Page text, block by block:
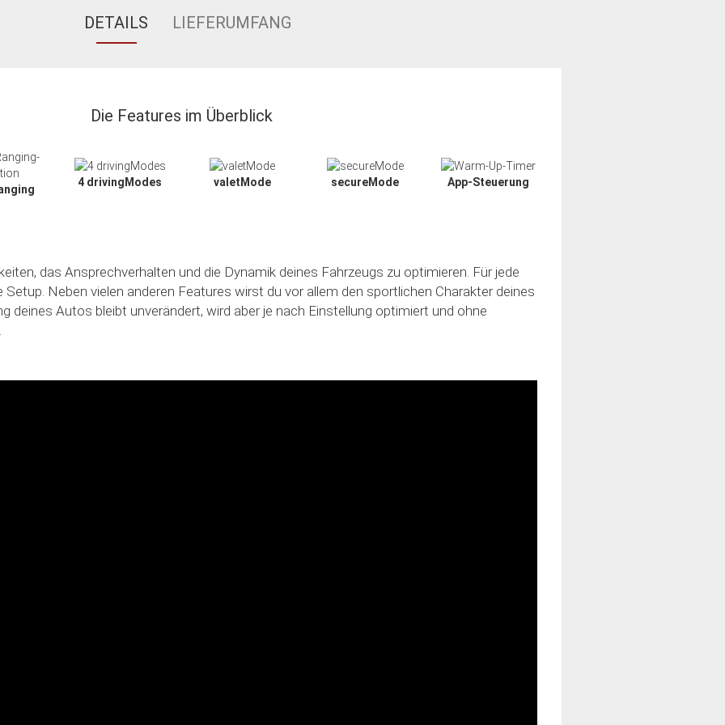
DETAILS LIEFERUMFANG
Die Features im Überblick
4 drivingModes valetMode secureMode App-Steuerung
das Ansprechverhalten und die Dynamik deines Fahrzeugs zu optimieren. Für jede
Neben vielen anderen Features wirst du vor allem den sportlichen Charakter deines
deines Autos bleibt unverändert, wird aber je nach Einstellung optimiert und ohne